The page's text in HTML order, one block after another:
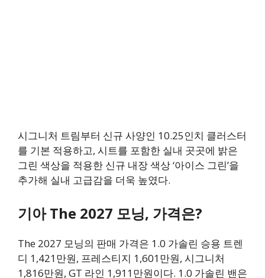
시그니처 트림부터 신규 사양인 10.25인치 클러스터
를 기본 적용하고, 시트를 포함한 실내 곳곳에 밝은
그린 색상을 적용한 신규 내장 색상 ‘아이스 그린’을
추가해 실내 고급감을 더욱 높였다.
기아 The 2027 모닝, 가격은?
The 2027 모닝의 판매 가격은 1.0 가솔린 승용 트렌
디 1,421만원, 프레스티지 1,601만원, 시그니처
1,816만원, GT 라인 1,911만원이다. 1.0 가솔린 밴은